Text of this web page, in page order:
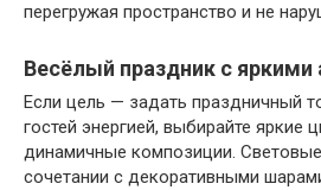
перегружая пространство и не
Весёлый праздник с яркими
Если цель — задать праздничный
гостей энергией, выбирайте яркие
динамичные композиции.
сочетании с декоративными